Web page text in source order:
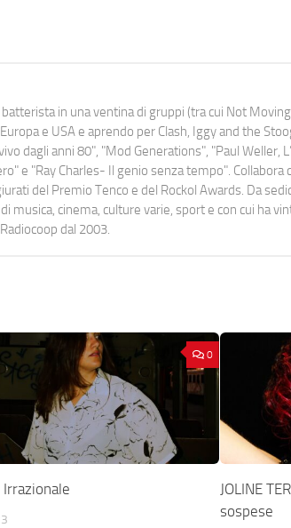
in una ventina di gruppi (tra cui Not
e USA e aprendo per Clash, Iggy and the
dagli anni 80", "Mod Generations", "Paul Weller,
e "Ray Charles- Il genio senza tempo". Collabora
del Premio Tenco e del Rockol Awards. Da
musica, cinema, culture varie, sport e con cui ha
dal 2003.
0
Irrazionale
JOLINE
sospese